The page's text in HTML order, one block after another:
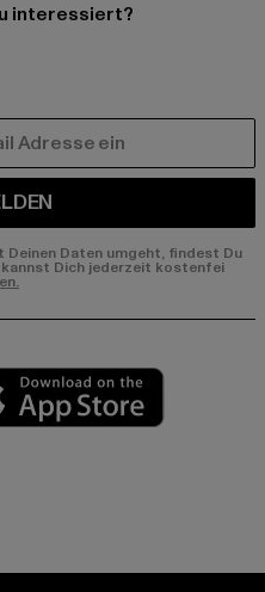
interessiert?
Daten umgeht, findest Du
Dich jederzeit kostenfei